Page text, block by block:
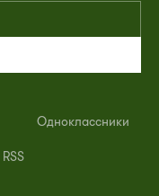
Одноклассники
RSS